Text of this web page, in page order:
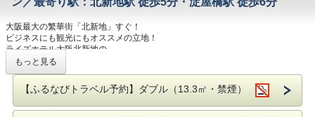
大阪最大の繁華街「北新地」すぐ！
ビジネスにも観光にもオススメの立地！
ライズホテル大阪北新地の
スタンダード素泊りプランです。
お部屋には高速Wi-Fi、個別空調、加湿空気清浄機を完備。
寝具は『エアウィーヴ』の「マットレス」
「掛け布団」「枕」をフル装備で
もっと見る
【ふるなびトラベル予約】ダブル（13.3㎡・禁煙）